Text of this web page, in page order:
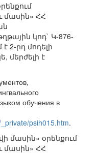
մասին» ՀՀ
կոդ` Կ-876-
2-րդ մոդելի
մերժելի է
обучения в
psih015.htm.
մասին» օրենքում
մասին» ՀՀ